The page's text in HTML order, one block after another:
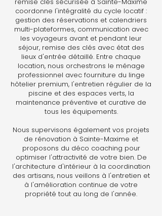
coordonne l'intégralité du cycle locatif :
gestion des réservations et calendriers
multi-plateformes, communication avec
les voyageurs avant et pendant leur
séjour, remise des clés avec état des
lieux d'entrée détaillé. Entre chaque
location, nous orchestrons le ménage
professionnel avec fourniture du linge
hôtelier premium, l'entretien régulier de la
piscine et des espaces verts, la
maintenance préventive et curative de
tous les équipements.
Nous supervisons également vos projets
de rénovation à Sainte-Maxime et
proposons du déco coaching pour
optimiser l'attractivité de votre bien. De
l'architecture d'intérieur à la coordination
des artisans, nous veillons à l'entretien et
à l'amélioration continue de votre
propriété tout au long de l'année.